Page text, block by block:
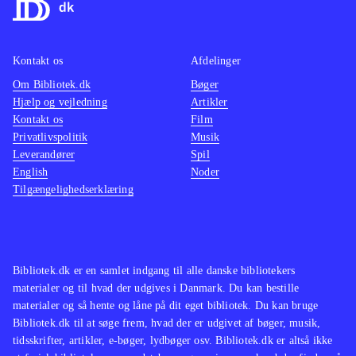
nedlægge stribevis af kriminelle med
Kongs kaotiske mylder er ekstremt
flot.
Andre sandbox-spil er GTA-serien og
western-spillet Red dead redemption.
En meget populær genre
.
Alt i alt et glimrende spil, som ligger
det spolerer ikke det flotte
helhedsindtryk.
Bibliotek.dk er en samlet indgang til alle danske bibliotekers
materialer og til hvad der udgives i Danmark. Du kan bestille
materialer og så hente og låne på dit eget bibliotek. Du kan bruge
Bibliotek.dk til at søge frem, hvad der er udgivet af bøger, musik,
tidsskrifter, artikler, e-bøger, lydbøger osv. Bibliotek.dk er altså ikke
Kontakt os
Om Bibliotek.dk
Hjælp og vejledning
Kontakt os
Privatlivspolitik
Leverandører
English
Tilgængelighedserklæring
Afdelinger
Bøger
Artikler
Film
Musik
Spil
Noder